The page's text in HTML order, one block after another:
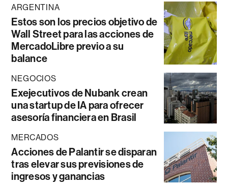
ARGENTINA
Estos son los precios objetivo de
Wall Street para las acciones de
MercadoLibre previo a su
balance
NEGOCIOS
Exejecutivos de Nubank crean
una startup de IA para ofrecer
asesoría financiera en Brasil
MERCADOS
Acciones de Palantir se disparan
tras elevar sus previsiones de
ingresos y ganancias